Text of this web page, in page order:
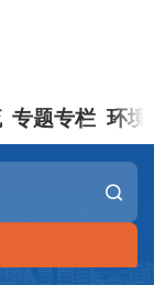
专题专栏 环境